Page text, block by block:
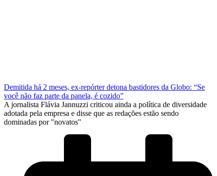
Demitida há 2 meses, ex-repórter detona bastidores da Globo: “Se
você não faz parte da panela, é cozido”
A jornalista Flávia Jannuzzi criticou ainda a política de diversidade
adotada pela empresa e disse que as redações estão sendo
dominadas por "novatos"